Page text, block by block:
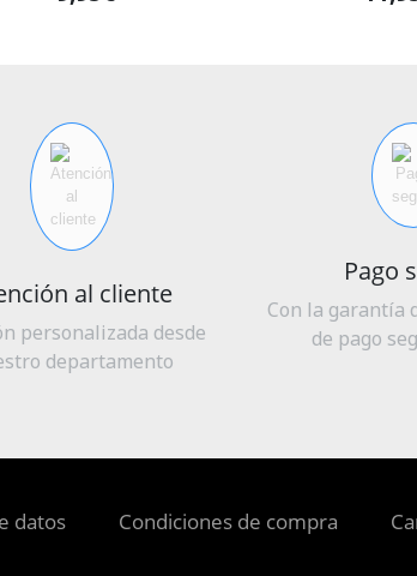
al cliente
personalizada desde
departamento
Pago
Con la garantía
de pago
datos Condiciones de compra